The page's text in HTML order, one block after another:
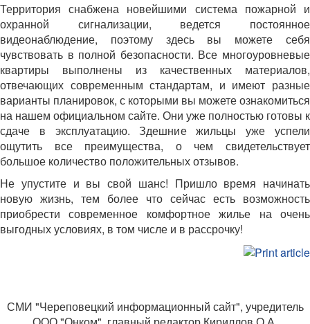
Территория снабжена новейшими система пожарной и
охранной сигнализации, ведется постоянное
видеонаблюдение, поэтому здесь вы можете себя
чувствовать в полной безопасности. Все многоуровневые
квартиры выполнены из качественных материалов,
отвечающих современным стандартам, и имеют разные
варианты планировок, с которыми вы можете ознакомиться
на нашем официальном сайте. Они уже полностью готовы к
сдаче в эксплуатацию. Здешние жильцы уже успели
ощутить все преимущества, о чем свидетельствует
большое количество положительных отзывов.
Не упустите и вы свой шанс! Пришло время начинать
новую жизнь, тем более что сейчас есть возможность
приобрести современное комфортное жилье на очень
выгодных условиях, в том числе и в рассрочку!
СМИ "Череповецкий информационный сайт", учредитель